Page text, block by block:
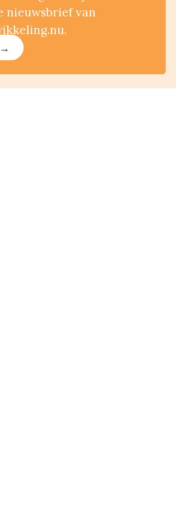
nieuwsbrief van